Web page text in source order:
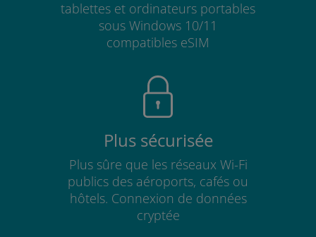
tablettes et ordinateurs portables
sous Windows 10/11
compatibles eSIM
Plus sécurisée
Plus sûre que les réseaux Wi-Fi
publics des aéroports, cafés ou
hôtels. Connexion de données
cryptée